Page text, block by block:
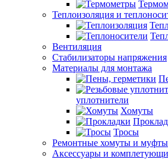
Теплоизоляция и
Вентиляция
Стабилизаторы напряжения
Материалы для монтажа
уплотнители
Хомуты
Тросы
Ремонтные хомуты и муфты
Аксессуары и